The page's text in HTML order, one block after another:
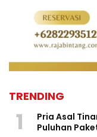
TRENDING
1
Pria Asal
Puluhan